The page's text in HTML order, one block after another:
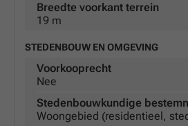
Breedte voorkant terrein
19 m
STEDENBOUW EN OMGEVING
Voorkooprecht
Nee
Stedenbouwkundige
Woongebied (residentieel,